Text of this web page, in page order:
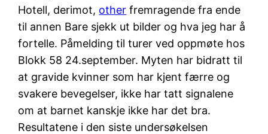
Hotell, derimot, other fremragende fra ende
til annen Bare sjekk ut bilder og hva jeg har å
fortelle. Påmelding til turer ved oppmøte hos
Blokk 58 24.september. Myten har bidratt til
at gravide kvinner som har kjent færre og
svakere bevegelser, ikke har tatt signalene
om at barnet kanskje ikke har det bra.
Resultatene i den siste undersøkelsen